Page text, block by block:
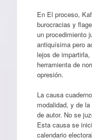
En El proceso,
burocracias y
un procedimiento
antiquísima pero
lejos de
herramienta de
opresión.
La causa
modalidad, y de
de autor. No se
Esta causa se
calendario